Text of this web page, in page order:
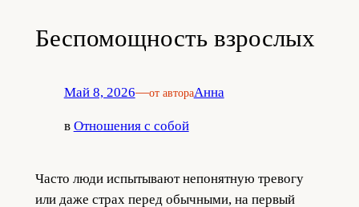
Беспомощность взрослых
Май 8, 2026—от автораАнна
в Отношения с собой
Часто люди испытывают непонятную тревогу
или даже страх перед обычными, на первый